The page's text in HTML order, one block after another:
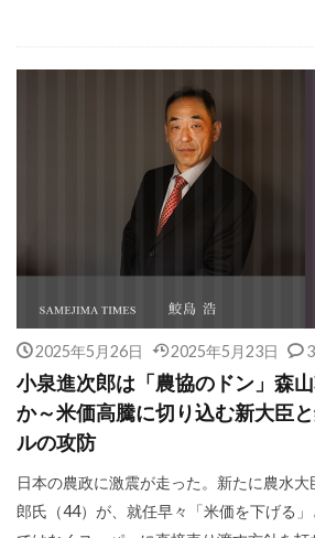
2025年5月26日 2025年5月23日
小泉進次郎は「農協のドン」森
か～米価高騰に切り込む新大臣
ルの攻防
日本の農政に激震が走った。新たに農水
郎氏（44）が、就任早々「米価を下げる